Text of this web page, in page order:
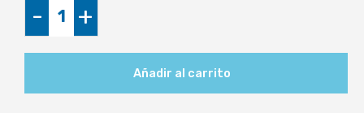
-
Manguera
Laparoscópica
+
Añadir al carrito